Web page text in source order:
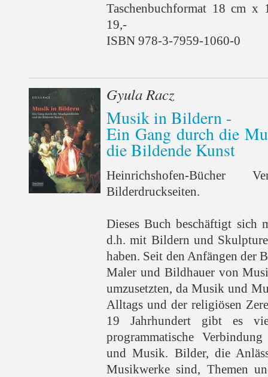
Taschenbuchformat 18 cm x
19,-
ISBN 978-3-7959-1060-0
Gyula Racz
Musik in Bildern -
Ein Gang durch die
die Bildende Kunst
Heinrichshofen-
Bilderdruckseiten.
Dieses Buch beschäftigt sich
d.h. mit Bildern und
haben. Seit den Anfängen der
Maler und Bildhauer von
umzusetzten, da Musik und
Alltags und der religiösen
19 Jahrhundert gibt es
programmatische
und Musik. Bilder, die
Musikwerke sind, Themen